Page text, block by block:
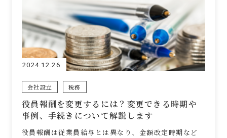
2024.12.26
会社設立 税務
役員報酬を変更するには？変更できる時期や
事例、手続きについて解説します
役員報酬は従業員給与とは異なり、金額改定時期など